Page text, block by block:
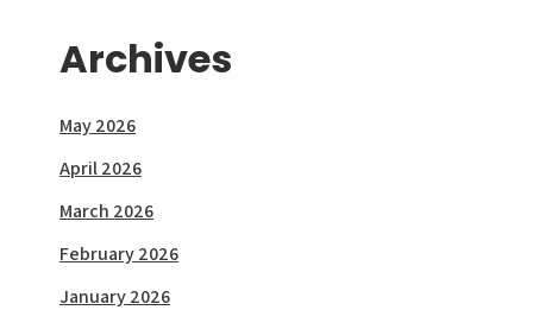
Archives
May 2026
April 2026
March 2026
February 2026
January 2026